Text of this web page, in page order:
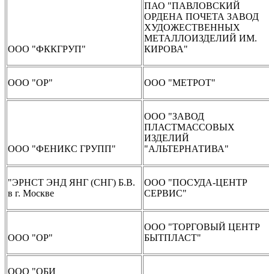
ООО "ФККГРУП"
ПАО "ПАВЛОВСКИЙ
ОРДЕНА ПОЧЕТА ЗАВОД
ХУДОЖЕСТВЕННЫХ
МЕТАЛЛОИЗДЕЛИЙ ИМ.
КИРОВА"
ООО "ОР" ООО "МЕТРОТ"
ООО "ФЕНИКС ГРУПП"
ООО "ЗАВОД
ПЛАСТМАССОВЫХ
ИЗДЕЛИЙ
"АЛЬТЕРНАТИВА"
"ЭРНСТ ЭНД ЯНГ (СНГ) Б.В.
в г. Москве
ООО "ПОСУДА-ЦЕНТР
СЕРВИС"
ООО "ОР"
ООО "ТОРГОВЫЙ ЦЕНТР
БЫТПЛАСТ"
ООО "ОБИ